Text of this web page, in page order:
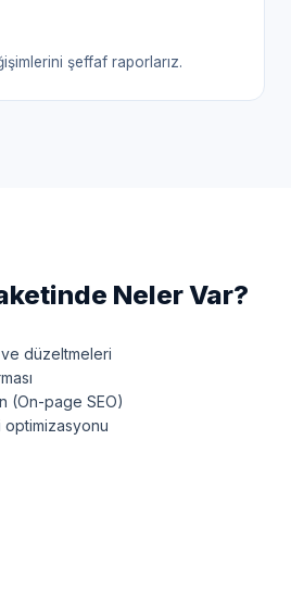
şeffaf raporlarız.
Neler Var?
düzeltmeleri
(On-page SEO)